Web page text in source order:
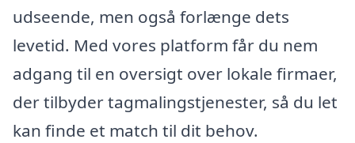
udseende, men også forlænge dets
levetid. Med vores platform får du nem
adgang til en oversigt over lokale firmaer,
der tilbyder tagmalingstjenester, så du let
kan finde et match til dit behov.